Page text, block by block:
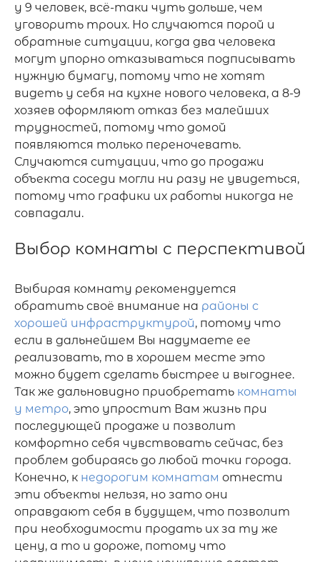
у 9 человек, всё-таки чуть дольше, чем
уговорить троих. Но случаются порой и
обратные ситуации, когда два человека
могут упорно отказываться подписывать
нужную бумагу, потому что не хотят
видеть у себя на кухне нового человека, а 8-9
хозяев оформляют отказ без малейших
трудностей, потому что домой
появляются только переночевать.
Случаются ситуации, что до продажи
объекта соседи могли ни разу не увидеться,
потому что графики их работы никогда не
совпадали.
Выбор комнаты с перспективой
Выбирая комнату рекомендуется
обратить своё внимание на районы с
хорошей инфраструктурой, потому что
если в дальнейшем Вы надумаете ее
реализовать, то в хорошем месте это
можно будет сделать быстрее и выгоднее.
Так же дальновидно приобретать комнаты
у метро, это упростит Вам жизнь при
последующей продаже и позволит
комфортно себя чувствовать сейчас, без
проблем добираясь до любой точки города.
Конечно, к недорогим комнатам отнести
эти объекты нельзя, но зато они
оправдают себя в будущем, что позволит
при необходимости продать их за ту же
цену, а то и дороже, потому что